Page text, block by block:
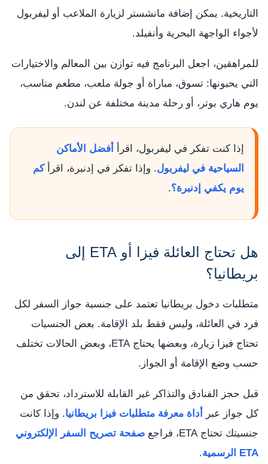
التاريخية. يمكن إضافة مانشستر لزيارة الملاعب أو ليفربول
لأجواء الواجهة البحرية وأنفيلد.
للمراهقين، اجعل البرنامج فيه توازن بين المعالم والاختيارات
التي يحبونها: تسوق، مباراة أو جولة ملعب، مطعم مناسب،
يوم هاري بوتر، أو رحلة مدينة مختلفة عن لندن.
إذا كنت تفكر في ليفربول، اقرأ
أفضل الأماكن
السياحية في ليفربول. وإذا تفكر في إدنبرة، اقرأكم
يوم يكفي إدنبرة؟.
هل تحتاج العائلة فيزا أو ETA إلى
بريطانيا؟
متطلبات دخول بريطانيا تعتمد على جنسية جواز السفر لكل
فرد في العائلة، وليس فقط بلد الإقامة. بعض الجنسيات
تحتاج فيزا زيارة، وبعضها يحتاج ETA، وبعض الحالات تختلف
حسب وضع الإقامة أو الجواز.
قبل حجز الفنادق والتذاكر غير القابلة للاسترداد، تحقق من
كل جواز عبر
أداة معرفة متطلبات فيزا بريطانيا. وإذا كانت
جنسيتك تحتاج ETA، فراجع
صفحة تصريح السفر الإلكتروني
ETA الرسمية
.